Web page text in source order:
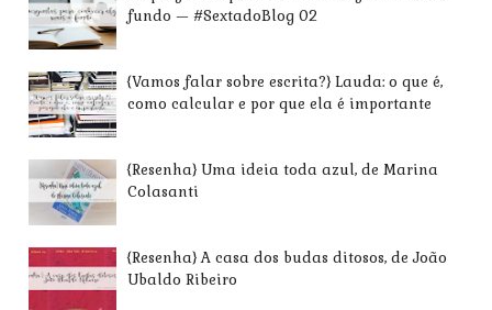
fundo — #SextadoBlog 02
{Vamos falar sobre escrita?} Lauda: o que é,
como calcular e por que ela é importante
{Resenha} Uma ideia toda azul, de Marina
Colasanti
{Resenha} A casa dos budas ditosos, de João
Ubaldo Ribeiro